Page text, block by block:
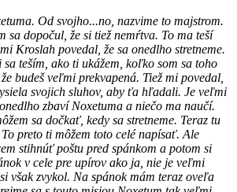
Od svojho...no, nazvime to majstrom.
sa dopočul, že si tiež nemŕtva. To ma teší
Kroslah povedal, že sa onedlho stretneme.
teším, ako ti ukážem, koľko som sa toho
budeš veľmi prekvapená. Tiež mi povedal,
svojich sluhov, aby ťa hľadali. Je veľmi
zbaví Noxetuma a niečo ma naučí.
sa dočkať, kedy sa stretneme. Teraz tu
preto ti môžem toto celé napísať. Ale
stihnúť poštu pred spánkom a potom si
v cele pre upírov ako ja, nie je veľmi
však zvykol. Na spánok mám teraz oveľa